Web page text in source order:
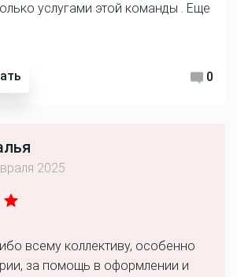
услугами этой команды . Еще
0
2025
всему коллективу, особенно
за помощь в оформлении и